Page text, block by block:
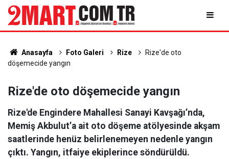
Anasayfa Foto Galeri Rize
Rize'de oto
döşemecide yangın
Rize'de oto döşemecide yangın
Rize'de Engindere Mahallesi Sanayi Kavşağı’nda,
Memiş Akbulut’a ait oto döşeme atölyesinde akşam
saatlerinde henüz belirlenemeyen nedenle yangın
çıktı. Yangın, itfaiye ekiplerince söndürüldü.